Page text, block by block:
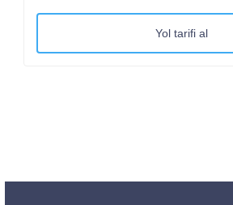
Yol tarifi al